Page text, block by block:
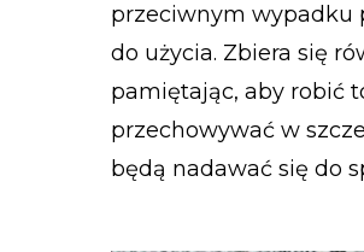
przeciwnym wypadku
do użycia. Zbiera się
pamiętając, aby robić
przechowywać w
będą nadawać się do